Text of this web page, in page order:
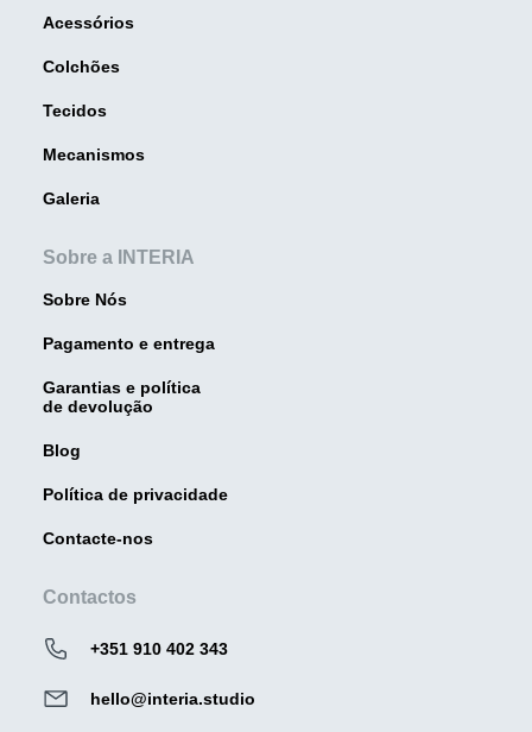
Acessórios
Colchões
Tecidos
Mecanismos
Galeria
Sobre a INTERIA
Sobre Nós
Pagamento e entrega
Garantias e política
de devolução
Blog
Política de privacidade
Contacte-nos
Contactos
+351 910 402 343
hello@interia.studio